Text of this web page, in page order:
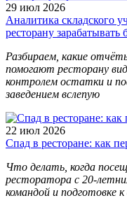
29 июл 2026
Аналитика складского
ресторану зарабатывать
Разбираем, какие
помогают ресторану
контролем остатки и
заведением вслепую
22 июл 2026
Спад в ресторане: как
Что делать, когда
ресторатора с 20-
командой и подготовке к